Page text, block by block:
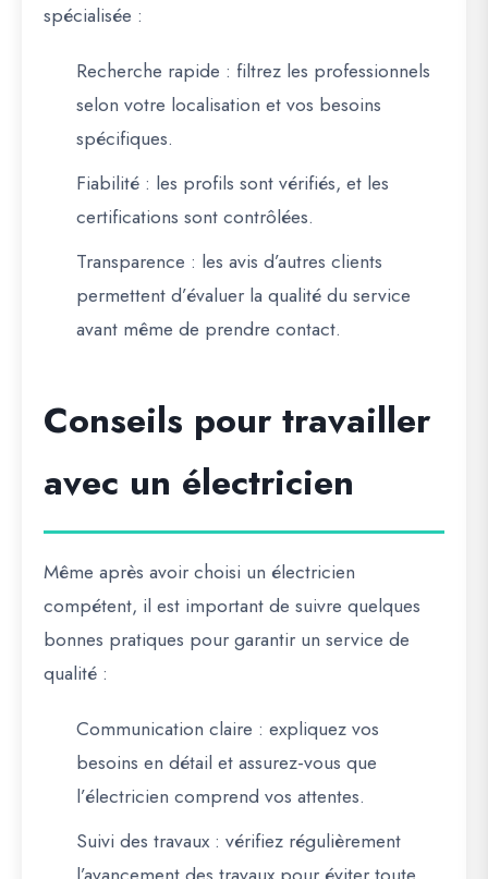
spécialisée :
Recherche rapide : filtrez les professionnels
selon votre localisation et vos besoins
spécifiques.
Fiabilité : les profils sont vérifiés, et les
certifications sont contrôlées.
Transparence : les avis d’autres clients
permettent d’évaluer la qualité du service
avant même de prendre contact.
Conseils pour travailler
avec un électricien
Même après avoir choisi un électricien
compétent, il est important de suivre quelques
bonnes pratiques pour garantir un service de
qualité :
Communication claire : expliquez vos
besoins en détail et assurez-vous que
l’électricien comprend vos attentes.
Suivi des travaux : vérifiez régulièrement